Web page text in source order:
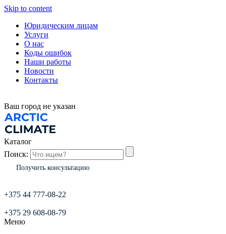
Skip to content
Юридическим лицам
Услуги
О нас
Коды ошибок
Наши работы
Новости
Контакты
Ваш город не указан
Каталог
Поиск:
Получить консультацию
+375 44 777-08-22
+375 29 608-08-79
Меню